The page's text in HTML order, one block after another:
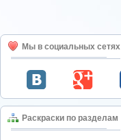
Мы в социальных сетях
Раскраски по разделам